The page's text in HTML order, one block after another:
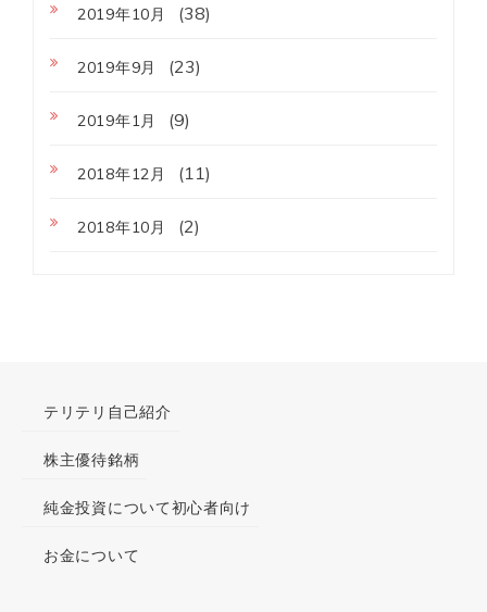
2019年10月 (38)
2019年9月 (23)
2019年1月 (9)
2018年12月 (11)
2018年10月 (2)
テリテリ自己紹介
株主優待銘柄
純金投資について初心者向け
お金について